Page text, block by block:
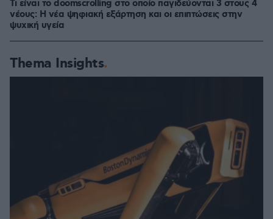
Τι είναι το doomscrolling στο οποίο παγιδεύονται 3 στους 4
νέους: Η νέα ψηφιακή εξάρτηση και οι επιπτώσεις στην
ψυχική υγεία
Thema Insights